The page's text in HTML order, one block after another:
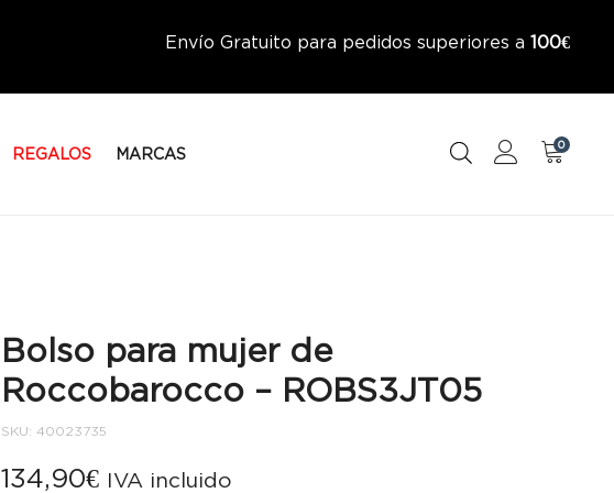
Envío Gratuito para pedidos superiores a 100€
REGALOS MARCAS
0
Bolso para mujer de
Roccobarocco – ROBS3JT05
SKU: 40023735
134,90€ IVA incluido